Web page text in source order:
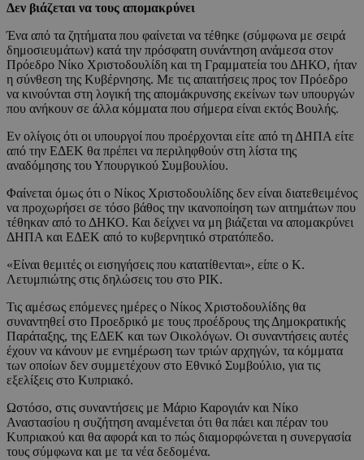
Δεν βιάζεται να τους απομακρύνει
Ένα από τα ζητήματα που φαίνεται να τέθηκε (σύμφωνα με σειρά
δημοσιευμάτων) κατά την πρόσφατη συνάντηση ανάμεσα στον
Πρόεδρο Νίκο Χριστοδουλίδη και τη Γραμματεία του ΔΗΚΟ, ήταν
η σύνθεση της Κυβέρνησης. Με τις απαιτήσεις προς τον Πρόεδρο
να κινούνται στη λογική της απομάκρυνσης εκείνων των υπουργών
που ανήκουν σε άλλα κόμματα που σήμερα είναι εκτός Βουλής.
Εν ολίγοις ότι οι υπουργοί που προέρχονται είτε από τη ΔΗΠΑ είτε
από την ΕΔΕΚ θα πρέπει να περιληφθούν στη λίστα της
αναδόμησης του Υπουργικού Συμβουλίου.
Φαίνεται όμως ότι ο Νίκος Χριστοδουλίδης δεν είναι διατεθειμένος
να προχωρήσει σε τόσο βάθος την ικανοποίηση των αιτημάτων που
τέθηκαν από το ΔΗΚΟ. Και δείχνει να μη βιάζεται να απομακρύνει
ΔΗΠΑ και ΕΔΕΚ από το κυβερνητικό στρατόπεδο.
«Είναι θεμιτές οι εισηγήσεις που κατατίθενται», είπε ο Κ.
Λετυμπιώτης στις δηλώσεις του στο ΡΙΚ.
Τις αμέσως επόμενες ημέρες ο Νίκος Χριστοδουλίδης θα
συναντηθεί στο Προεδρικό με τους προέδρους της Δημοκρατικής
Παράταξης, της ΕΔΕΚ και των Οικολόγων. Οι συναντήσεις αυτές
έχουν να κάνουν με ενημέρωση των τριών αρχηγών, τα κόμματα
των οποίων δεν συμμετέχουν στο Εθνικό Συμβούλιο, για τις
εξελίξεις στο Κυπριακό.
Ωστόσο, στις συναντήσεις με Μάριο Καρογιάν και Νίκο
Αναστασίου η συζήτηση αναμένεται ότι θα πάει και πέραν του
Κυπριακού και θα αφορά και το πώς διαμορφώνεται η συνεργασία
τους σύμφωνα και με τα νέα δεδομένα.